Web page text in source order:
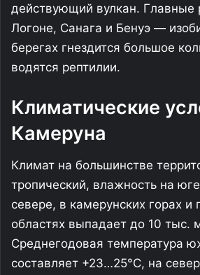
действующий вулкан.
Логоне, Санага и Бенуэ —
берегах гнездится большое
водятся рептилии.
Климатические
Камеруна
Климат на большинстве
тропический, влажность на
севере, в камерунских горах
областях выпадает до 10 тыс.
Среднегодовая температура
составляет +23…25°C, на